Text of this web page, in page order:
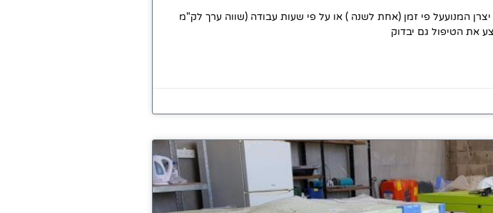
המנועעל פי זמן (אחת לשנה ) או על פי שעות עבודה (שווה ערך לק"מ
את הטיפול גם יבדוק